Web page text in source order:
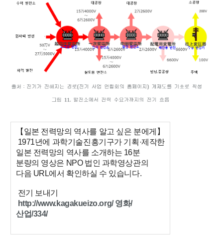
【일본 전력망의 역사를 알고 싶은 분에게】
1971년에 과학기술진흥기구가 기획·제작한
일본 전력망의 역사를 소개하는 16분
분량의 영상은 NPO 법인 과학영상관의
다음 URL에서 확인하실 수 있습니다.
전기 보내기
http://www.kagakueizo.org/영화/
산업/334/